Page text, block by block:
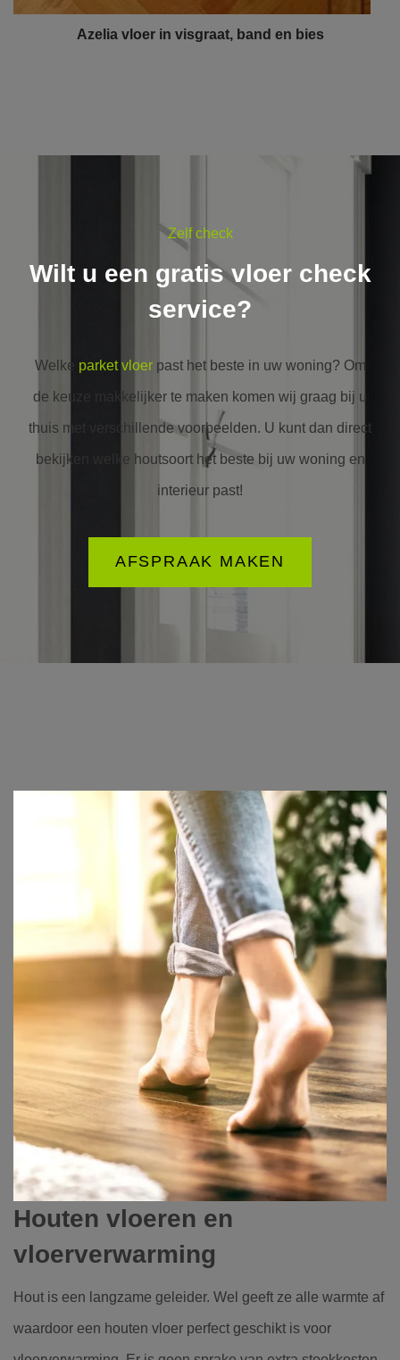
Azelia vloer in visgraat, band en bies
Zelf check
Wilt u een gratis vloer check
service?
Welke parket vloerpast het beste in uw woning? Om
de keuze makkelijker te maken komen wij graag bij u
thuis met verschillende voorbeelden. U kunt dan direct
bekijken welke houtsoort het beste bij uw woning en
interieur past!
AFSPRAAK MAKEN
Houten vloeren en
vloerverwarming
Hout is een langzame geleider. Wel geeft ze alle warmte af
waardoor een houten vloer perfect geschikt is voor